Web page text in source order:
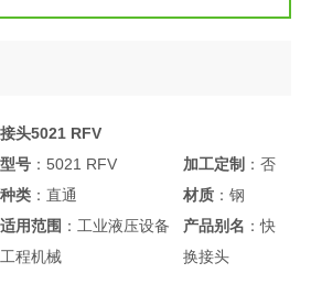
头5021 RFV
型号：5021 RFV 加工定制：否
种类：直通 材质：钢
适用范围 ：工业液压设备
工程机械
产品别名 ：快
换接头